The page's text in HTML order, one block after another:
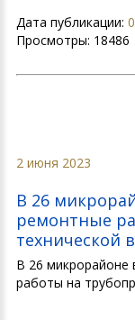
Дата публикации:
Просмотры: 18486
2 июня 2023
В 26
ремонтные
технической
В 26 микрорайоне
работы на